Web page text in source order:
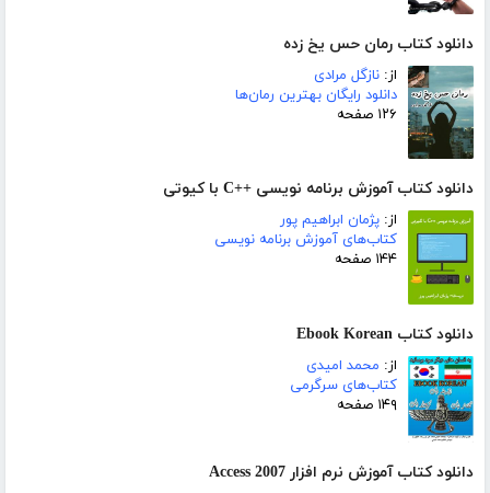
دانلود کتاب رمان حس یخ زده
از: نازگل مرادی
دانلود رایگان بهترین رمان‌ها
۱۲۶ صفحه
دانلود کتاب آموزش برنامه نویسی ++C با کیوتی
از: پژمان ابراهیم پور
کتاب‌های آموزش برنامه نویسی
۱۴۴ صفحه
دانلود کتاب Ebook Korean
از: محمد امیدی
کتاب‌های سرگرمی
۱۴۹ صفحه
دانلود کتاب آموزش نرم افزار Access 2007